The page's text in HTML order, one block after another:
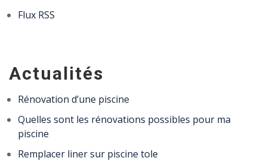
Flux RSS
Actualités
Rénovation d’une piscine
Quelles sont les rénovations possibles pour ma
piscine
Remplacer liner sur piscine tole